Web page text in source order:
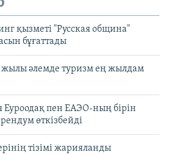
қызметі "Русская община"
бұғаттады
жылы әлемде туризм ең жылдам
пен ЕАЭО-ның бірін
өткізбейді
тізімі жарияланды